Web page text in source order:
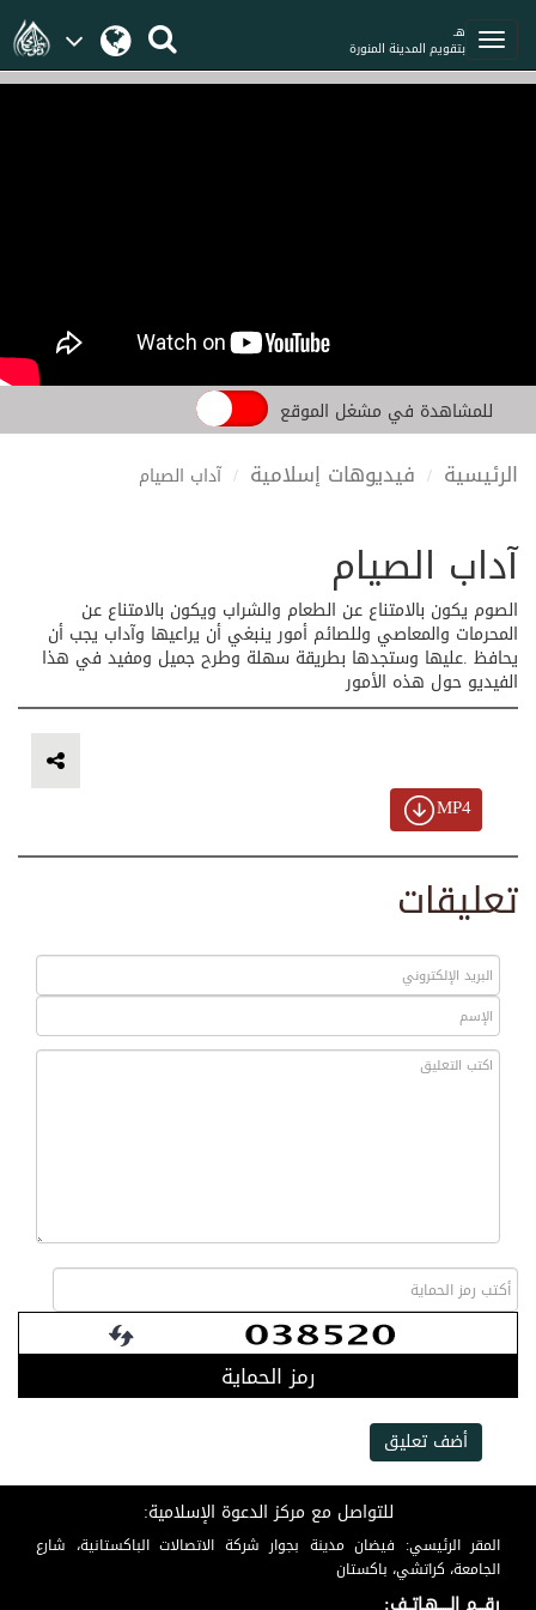
هـ
بتقويم المدينة المنورة
للمشاهدة في مشغل الموقع
الرئيسية فيديوهات إسلامية آداب الصيام
آداب الصيام
الصوم يكون بالامتناع عن الطعام والشراب ويكون بالامتناع عن
المحرمات والمعاصي وللصائم أمور ينبغي أن يراعيها وآداب يجب أن
يحافظ .عليها وستجدها بطريقة سهلة وطرح جميل ومفيد في هذا
الفيديو حول هذه الأمور
MP4
تعليقات
رمز الحماية
أضف تعليق
للتواصل مع مركز الدعوة الإسلامية:
المقر الرئيسي: فيضان مدينة بجوار شركة الاتصالات الباكستانية، شارع
الجامعة، كراتشي، باكستان